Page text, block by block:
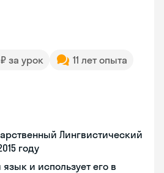
за урок
11 лет опыта
Лингвистический
году
и использует его в